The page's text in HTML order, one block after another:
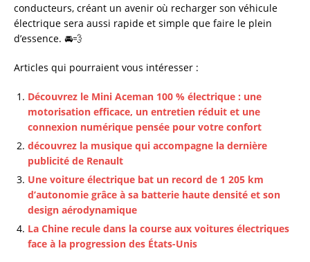
conducteurs, créant un avenir où recharger son véhicule
électrique sera aussi rapide et simple que faire le plein
d’essence. 🚘💨
Articles qui pourraient vous intéresser :
Découvrez le Mini Aceman 100 % électrique : une
motorisation efficace, un entretien réduit et une
connexion numérique pensée pour votre confort
découvrez la musique qui accompagne la dernière
publicité de Renault
Une voiture électrique bat un record de 1 205 km
d’autonomie grâce à sa batterie haute densité et son
design aérodynamique
La Chine recule dans la course aux voitures électriques
face à la progression des États-Unis